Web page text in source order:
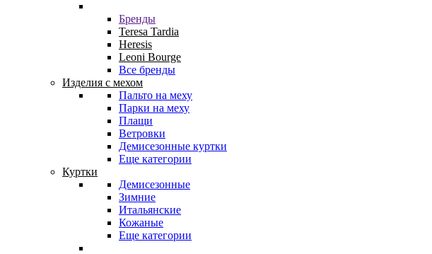
Бренды
Teresa Tardia
Heresis
Leoni Bourge
Все бренды
Изделия с мехом
Пальто на меху
Парки на меху
Плащи
Ветровки
Демисезонные куртки
Еще категории
Куртки
Демисезонные
Зимние
Итальянские
Кожаные
Еще категории